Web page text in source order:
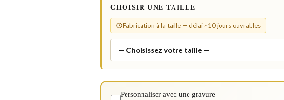
CHOISIR UNE TAILLE
Fabrication à la taille — délai ~10 jours ouvrables
Personnaliser avec une gravure